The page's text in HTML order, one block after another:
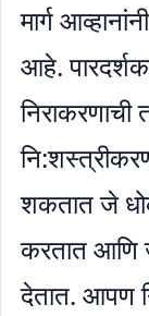
मार्ग
आहे.
निराकरणाची
शकतात जे
करतात आणि
देतात. आपण